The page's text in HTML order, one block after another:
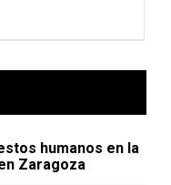
humanos en la
Zaragoza